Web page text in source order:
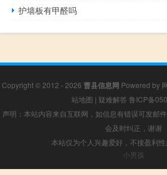
护墙板有甲醛吗
Copyright © 2012 - 2026 曹县信息网 Powered by
站地图 | 疑难解答 鲁ICP备
声明：本站内容来自互联网，如信息有错误可发邮
会及时纠正，谢谢
本站仅为个人兴趣爱好，不接盈利
小男孩